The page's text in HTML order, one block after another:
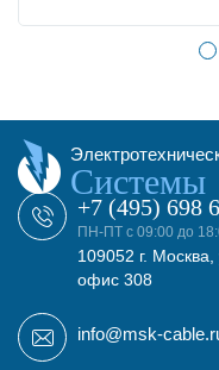
Системы
+7 (495) 698
ПН-ПТ с 09:00 до
109052 г.
офис 308
info@msk-